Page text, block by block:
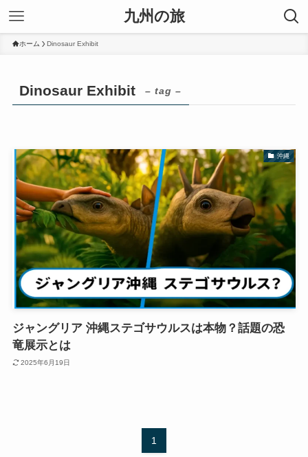
九州の旅
ホーム Dinosaur Exhibit
Dinosaur Exhibit – tag –
沖縄
ジャングリア 沖縄ステゴサウルスは本物？話題の恐
竜展示とは
2025年6月19日
1